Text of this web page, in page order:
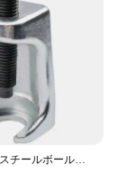
Precision-
Use**
as the
this
steel,
ユニバーサルスチールボールジョイントセパレーター、タイロッドエンドプーラー、ピットマンアームプーラー、自動車修理ツール、ハンドツール、20mm